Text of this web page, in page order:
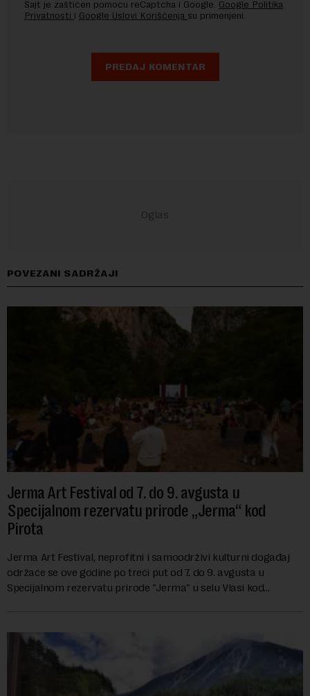
Sajt je zaštićen pomocu reCaptcha i Google. Google Politika
Privatnosti i Google Uslovi Korišćenja su primenjeni.
POVEZANI SADRŽAJI
Jerma Art Festival od 7. do 9. avgusta u
Specijalnom rezervatu prirode „Jerma“ kod
Pirota
Jerma Art Festival, neprofitni i samoodrživi kulturni događaj
održaće se ove godine po treći put od 7. do 9. avgusta u
Specijalnom rezervatu prirode "Jerma" u selu Vlasi kod